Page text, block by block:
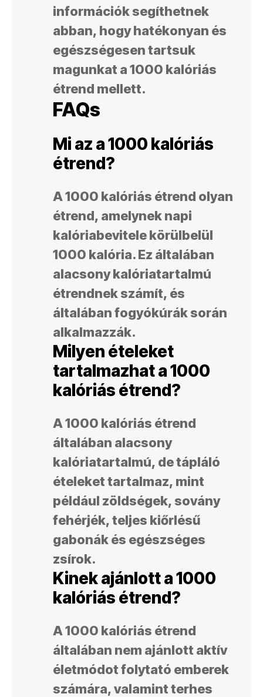
információk segíthetnek
abban, hogy hatékonyan és
egészségesen tartsuk
magunkat a 1000 kalóriás
étrend mellett.
FAQs
Mi az a 1000 kalóriás
étrend?
A 1000 kalóriás étrend olyan
étrend, amelynek napi
kalóriabevitele körülbelül
1000 kalória. Ez általában
alacsony kalóriatartalmú
étrendnek számít, és
általában fogyókúrák során
alkalmazzák.
Milyen ételeket
tartalmazhat a 1000
kalóriás étrend?
A 1000 kalóriás étrend
általában alacsony
kalóriatartalmú, de tápláló
ételeket tartalmaz, mint
például zöldségek, sovány
fehérjék, teljes kiőrlésű
gabonák és egészséges
zsírok.
Kinek ajánlott a 1000
kalóriás étrend?
A 1000 kalóriás étrend
általában nem ajánlott aktív
életmódot folytató emberek
számára, valamint terhes